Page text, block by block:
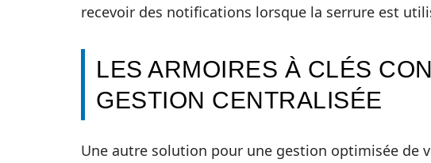
recevoir des notifications lorsque la serrure est
LES ARMOIRES À CLÉS
GESTION CENTRALISÉE
Une autre solution pour une gestion optimisée de